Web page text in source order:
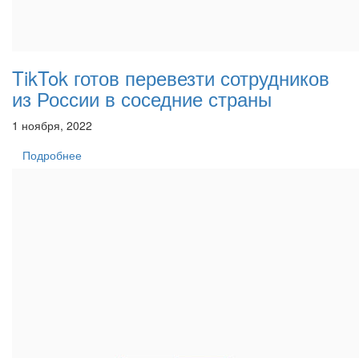
TikTok готов перевезти сотрудников
из России в соседние страны
1 ноября, 2022
Подробнее